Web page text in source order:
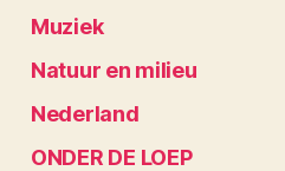
Muziek
Natuur en milieu
Nederland
ONDER DE LOEP